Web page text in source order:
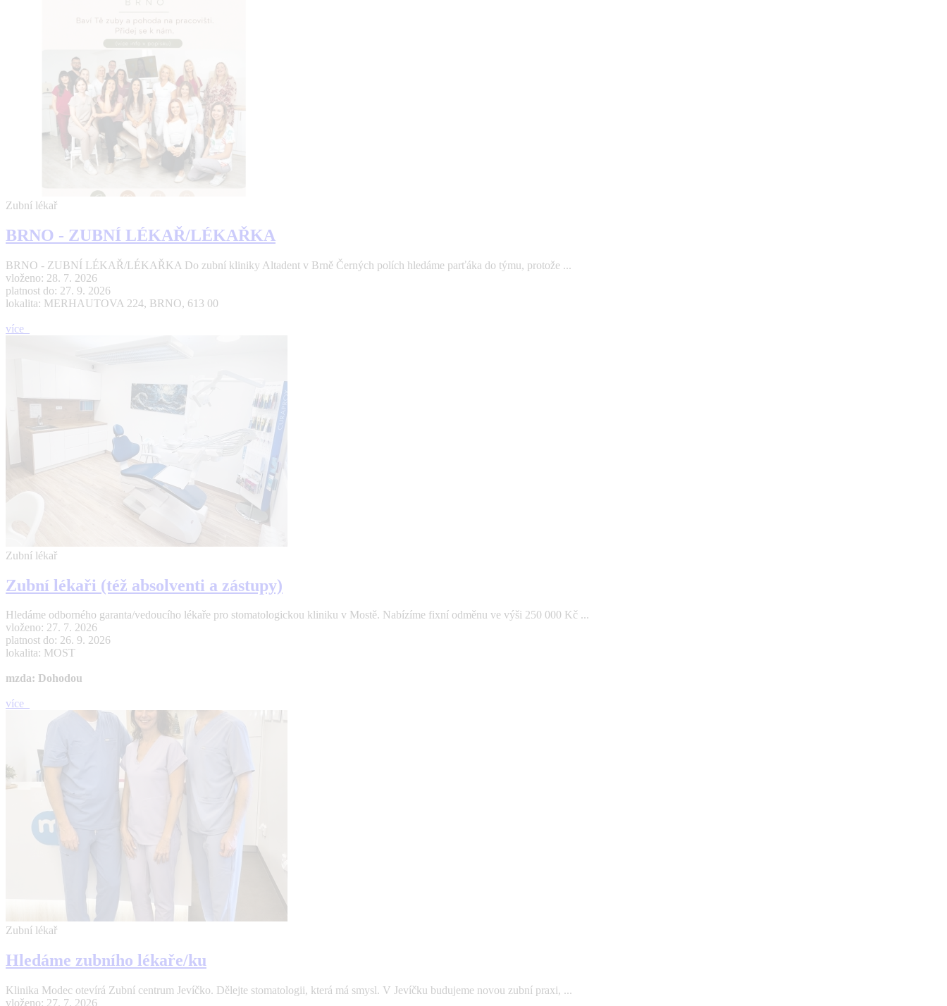
Zubní lékař
BRNO - ZUBNÍ LÉKAŘ/LÉKAŘKA
BRNO - ZUBNÍ LÉKAŘ/LÉKAŘKA Do zubní kliniky Altadent v Brně Černých polích hledáme parťáka do týmu, protože ...
vloženo: 28. 7. 2026
platnost do: 27. 9. 2026
lokalita: MERHAUTOVA 224, BRNO, 613 00
více
Zubní lékař
Zubní lékaři (též absolventi a zástupy)
Hledáme odborného garanta/vedoucího lékaře pro stomatologickou kliniku v Mostě. Nabízíme fixní odměnu ve výši 250 000 Kč ...
vloženo: 27. 7. 2026
platnost do: 26. 9. 2026
lokalita: MOST
mzda: Dohodou
více
Zubní lékař
Hledáme zubního lékaře/ku
Klinika Modec otevírá Zubní centrum Jevíčko. Dělejte stomatologii, která má smysl. V Jevíčku budujeme novou zubní praxi, ...
vloženo: 27. 7. 2026